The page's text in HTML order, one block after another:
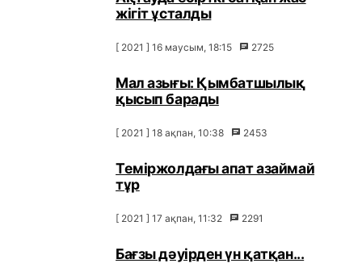
жігіт ұсталды
[ 2021 ] 16 маусым, 18:15 2725
Мал азығы: Қымбатшылық
қысып барады
[ 2021 ] 18 ақпан, 10:38 2453
Теміржолдағы апат азаймай
тұр
[ 2021 ] 17 ақпан, 11:32 2291
Бағзы дәуірден үн қатқан...